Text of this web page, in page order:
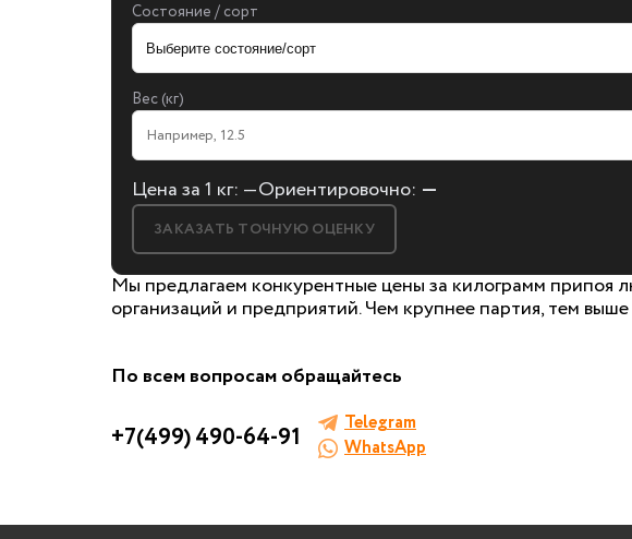
Состояние / сорт
Вес (кг)
Цена за 1 кг: —Ориентировочно: —
ЗАКАЗАТЬ ТОЧНУЮ ОЦЕНКУ
БЕСПЛАТНАЯ КОНСУЛЬТАЦИЯ
И ОЦЕНКА ЛОМА
Заполните форму, мы сами к вам позвоним!
Мы предлагаем конкурентные цены за килограмм припоя
организаций и предприятий. Чем крупнее партия, тем
По всем вопросам обращайтесь
+7(499) 490-64-91
Telegram
WhatsApp